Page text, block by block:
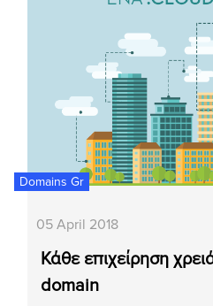
Domains Gr
05 April 2018
Κάθε επιχείρηση
domain